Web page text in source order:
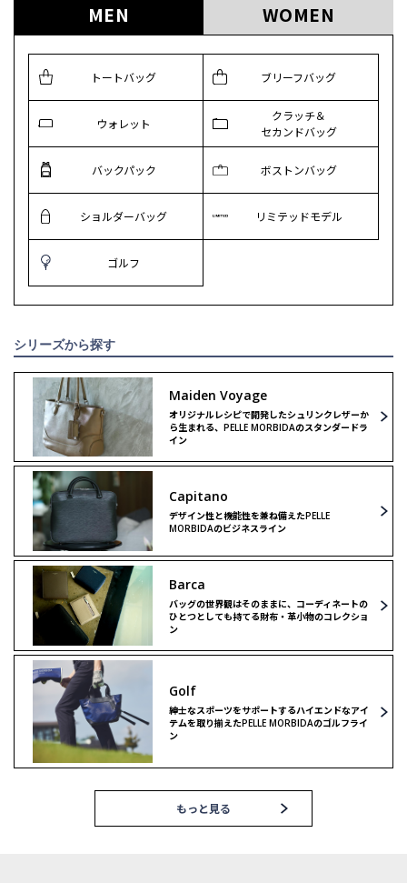
MEN WOMEN
トートバッグ ブリーフバッグ
ウォレット
クラッチ＆
セカンドバッグ
バックパック ボストンバッグ
ショルダーバッグ リミテッドモデル
ゴルフ
シリーズから探す
Maiden Voyage
オリジナルレシピで開発したシュリンクレザーか
ら生まれる、PELLE MORBIDAのスタンダードラ
イン
Capitano
デザイン性と機能性を兼ね備えたPELLE
MORBIDAのビジネスライン
Barca
バッグの世界観はそのままに、コーディネートの
ひとつとしても持てる財布・革小物のコレクショ
ン
Golf
紳士なスポーツをサポートするハイエンドなアイ
テムを取り揃えたPELLE MORBIDAのゴルフライ
ン
もっと見る